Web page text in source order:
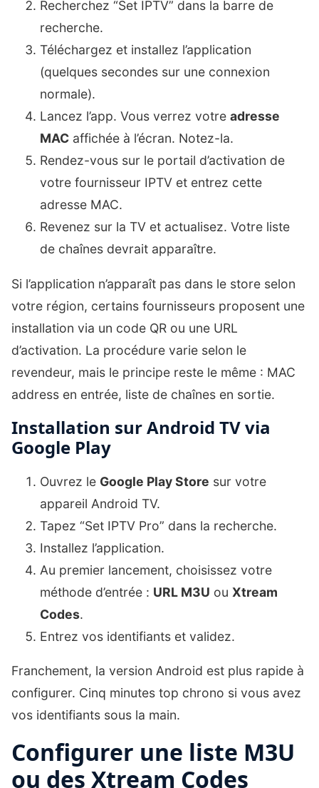
Recherchez “Set IPTV” dans la barre de
recherche.
Téléchargez et installez l’application
(quelques secondes sur une connexion
normale).
Lancez l’app. Vous verrez votre adresse
MAC affichée à l’écran. Notez-la.
Rendez-vous sur le portail d’activation de
votre fournisseur IPTV et entrez cette
adresse MAC.
Revenez sur la TV et actualisez. Votre liste
de chaînes devrait apparaître.
Si l’application n’apparaît pas dans le store selon
votre région, certains fournisseurs proposent une
installation via un code QR ou une URL
d’activation. La procédure varie selon le
revendeur, mais le principe reste le même : MAC
address en entrée, liste de chaînes en sortie.
Installation sur Android TV via
Google Play
Ouvrez le Google Play Store sur votre
appareil Android TV.
Tapez “Set IPTV Pro” dans la recherche.
Installez l’application.
Au premier lancement, choisissez votre
méthode d’entrée : URL M3U ou Xtream
Codes.
Entrez vos identifiants et validez.
Franchement, la version Android est plus rapide à
configurer. Cinq minutes top chrono si vous avez
vos identifiants sous la main.
Configurer une liste M3U
ou des Xtream Codes